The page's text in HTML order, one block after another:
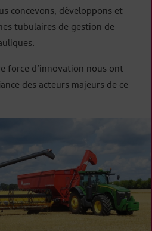
concevons, dévelop­pons et
tubulaires de gestion de
force d’innovation nous ont
des acteurs majeurs de ce